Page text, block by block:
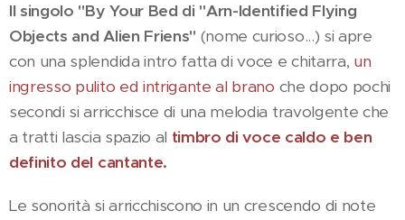
Il singolo "By Your Bed di "Arn-Identified Flying
Objects and Alien Friens" (nome curioso...) si apre
con una splendida intro fatta di voce e chitarra, un
ingresso pulito ed intrigante al brano che dopo pochi
secondi si arricchisce di una melodia travolgente che
a tratti lascia spazio al timbro di voce caldo e ben
definito del cantante.
Le sonorità si arricchiscono in un crescendo di note